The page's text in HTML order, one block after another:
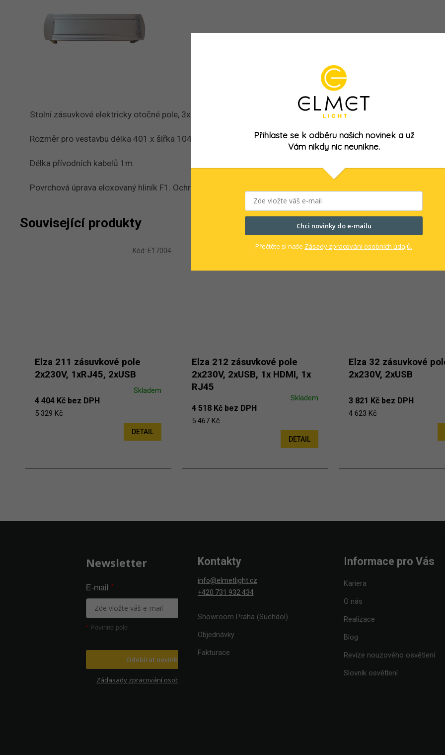
Stolní zásuvkové elektricky otočné pole, 3x230V, 3x vstup data RJ45.
Rozměr pro vestavbu délka 401 x šířka 104 x hloubka 103 mm. Rozměr límce délka 405 x šířka 110 mm.
Délka přívodních kabelů 1m.
Povrchová úprava eloxovaný hliník F1. Ochrana proti uzavření zásuvkového pole při osazení vstupu 230V/RJ45.
Související produkty
Elza 211 zásuvkové pole
2x230V, 1xRJ45, 2xUSB
Skladem
4 404 Kč bez DPH
5 329 Kč
DETAIL
Kód: E17004
Elza 212 zásuvkové pole
2x230V, 2xUSB, 1x HDMI, 1x
RJ45
Skladem
4 518 Kč bez DPH
5 467 Kč
DETAIL
Kód: E16997
Elza 32 zásuvkové
2x230V, 2xUSB
3 821 Kč bez DPH
4 623 Kč
Newsletter
E-mail *
* Povinné pole
Odebírat novinky
Zádasady zpracování osobních údajů
Kontakty
info@elmetlight.cz
+420 731 932 434
Showroom Praha (Suchdol)
Objednávky
Fakturace
Informace pro Vás
Kariera
O nás
Realizace
Blog
Revize nouzového osvětlení
Slovník osvětlení
Přihlaste se k odběru našich novinek a už
Vám nikdy nic neunikne.
Chci novinky do e-mailu
Přečtěte si naše Zásady zpracování osobních údajů.